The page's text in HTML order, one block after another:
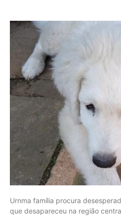
Urnma família procura
que desapareceu na região